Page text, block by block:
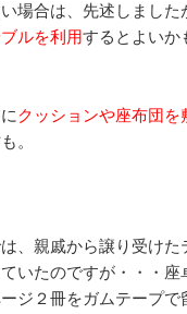
場合は、先述しました
ルを利用するとよいか
クッションや座布団を
。
、親戚から譲り受けた
いたのですが・・・座
ジ２冊をガムテープで